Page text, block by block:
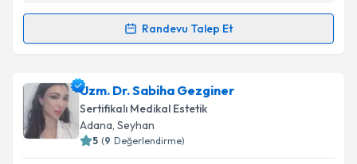
Kişisel verilerimin işlenmesine ilişkinAydınlatma
'ni okudum ve kişisel verilerimin belirtilen
Takvim Talebini Gönder
Randevu Talep Et
Randevu Takvimi Talebi
Dr. Hilal Çaylı için randevu takvimi talebi oluşturun.
Size bu uzmandan randevu almanız için bir takvim
hazırlandığında e-posta ile bilgilendireceğiz.
Uzm. Dr. Sabiha Gezginer
Sertifikalı Medikal Estetik
Adana, Seyhan
5 (9 Değerlendirme)